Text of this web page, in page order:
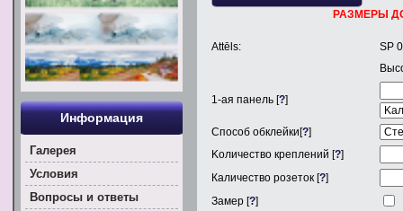
РАЗМЕРЫ
Attēls:
SP
1-ая панель [?]
Способ обклейки[?]
Kоличество креплений [?]
Каличество розеток [?]
Замер [?]
Информация
Галерея
Условия
Вoпросы и ответы